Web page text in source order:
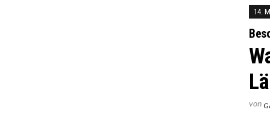
14.
von